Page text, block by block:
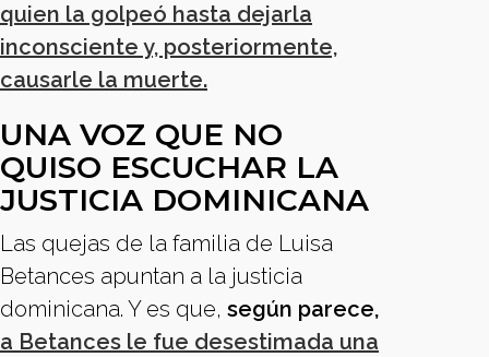
quien la golpeó hasta dejarla
inconsciente y, posteriormente,
causarle la muerte.
UNA VOZ QUE NO
QUISO ESCUCHAR LA
JUSTICIA DOMINICANA
Las quejas de la familia de Luisa
Betances apuntan a la justicia
dominicana. Y es que, según parece,
a Betances le fue desestimada una